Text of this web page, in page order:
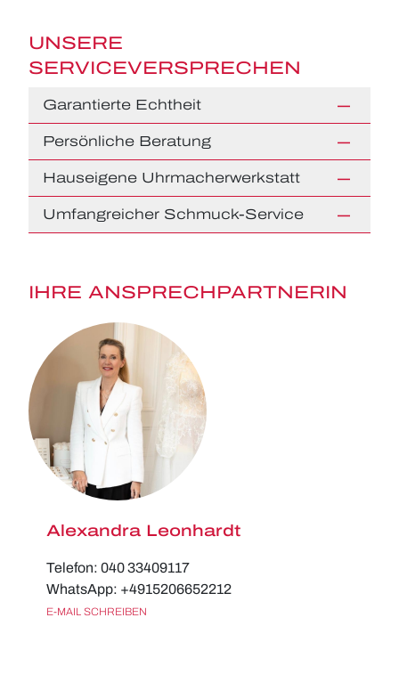
IHRE ANSPRECHPARTNERIN
Alexandra Leonhardt
Telefon: 040 33409117
WhatsApp: +4915206652212
E-MAIL SCHREIBEN
UNSERE
SERVICEVERSPRECHEN
Garantierte Echtheit
Persönliche Beratung
Hauseigene Uhrmacherwerkstatt
Umfangreicher Schmuck-Service